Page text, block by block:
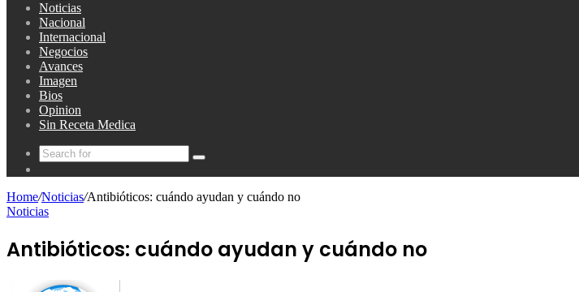
Noticias
Nacional
Internacional
Negocios
Avances
Imagen
Bios
Opinion
Sin Receta Medica
Search
for
Home/Noticias/Antibióticos: cuándo ayudan y cuándo no
Noticias
Antibióticos: cuándo ayudan y cuándo no